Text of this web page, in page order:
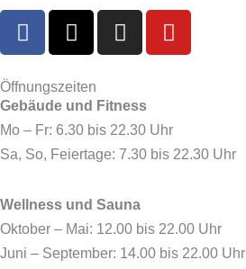
F
a
e
b
o
o
X
-
w
i
t
t
r
I
n
a
g
r
m
Y
o
b
e
Öffnungszeiten
Gebäude und Fitness
Mo – Fr: 6.30 bis 22.30 Uhr
Sa, So, Feiertage: 7.30 bis 22.30 Uhr
Wellness und Sauna
Oktober – Mai: 12.00 bis 22.00 Uhr
Juni – September: 14.00 bis 22.00 Uhr